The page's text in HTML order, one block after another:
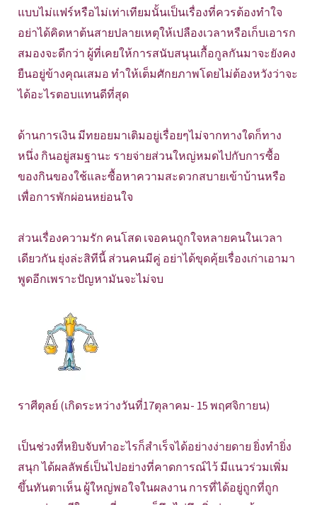
แบบไม่แฟร์หรือไม่เท่าเทียมนั้นเป็นเรื่องที่ควรต้องทำใจ
อย่าได้คิดหาต้นสายปลายเหตุให้เปลืองเวลาหรือเก็บเอารก
สมองจะดีกว่า ผู้ที่เคยให้การสนับสนุนเกื้อกูลกันมาจะยังคง
ยืนอยู่ข้างคุณเสมอ ทำให้เต็มศักยภาพโดยไม่ต้องหวังว่าจะ
ได้อะไรตอบแทนดีที่สุด
ด้านการเงิน มีทยอยมาเติมอยู่เรื่อยๆไม่จากทางใดก็ทาง
หนึ่ง กินอยู่สมฐานะ รายจ่ายส่วนใหญ่หมดไปกับการซื้อ
ของกินของใช้และซื้อหาความสะดวกสบายเข้าบ้านหรือ
เพื่อการพักผ่อนหย่อนใจ
ส่วนเรื่องความรัก คนโสด เจอคนถูกใจหลายคนในเวลา
เดียวกัน ยุ่งล่ะสิทีนี้ ส่วนคนมีคู่ อย่าได้ขุดคุ้ยเรื่องเก่าเอามา
พูดอีกเพราะปัญหามันจะไม่จบ
ราศีตุลย์ (เกิดระหว่างวันที่17ตุลาคม- 15 พฤศจิกายน)
เป็นช่วงที่หยิบจับทำอะไรก็สำเร็จได้อย่างง่ายดาย ยิ่งทำยิ่ง
สนุก ได้ผลลัพธ์เป็นไปอย่างที่คาดการณ์ไว้ มีแนวร่วมเพิ่ม
ขึ้นทันตาเห็น ผู้ใหญ่พอใจในผลงาน การที่ได้อยู่ถูกที่ถูก